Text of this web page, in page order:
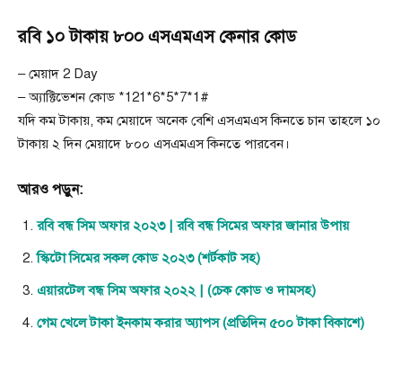
রবি ১০ টাকায় ৮০০ এসএমএস কেনার কোড
– মেয়াদ 2 Day
– অ্যাক্টিভেশন কোড *121*6*5*7*1#
যদি কম টাকায়, কম মেয়াদে অনেক বেশি এসএমএস কিনতে চান তাহলে ১০
টাকায় ২ দিন মেয়াদে ৮০০ এসএমএস কিনতে পারবেন।
আরও পড়ুন:
রবি বন্ধ সিম অফার ২০২৩ | রবি বন্ধ সিমের অফার জানার উপায়
স্কিটো সিমের সকল কোড ২০২৩ (শর্টকাট সহ)
এয়ারটেল বন্ধ সিম অফার ২০২২ | (চেক কোড ও দামসহ)
গেম খেলে টাকা ইনকাম করার অ্যাপস (প্রতিদিন ৫০০ টাকা বিকাশে)